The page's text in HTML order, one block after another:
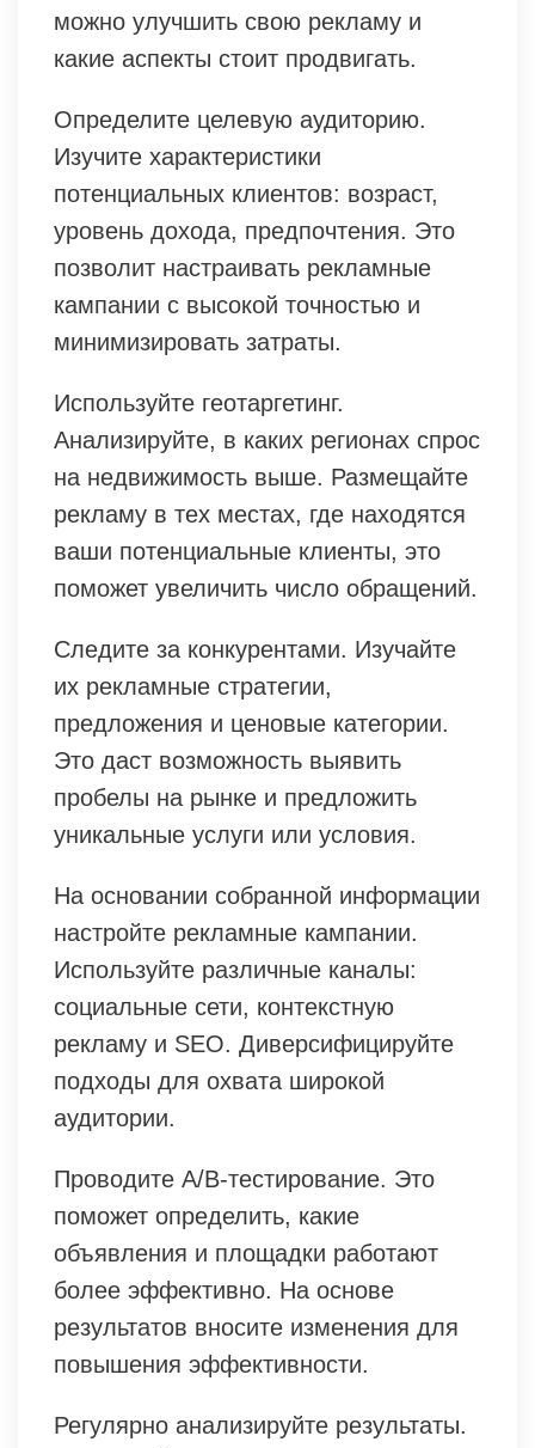
можно улучшить свою рекламу и
какие аспекты стоит продвигать.
Определите целевую аудиторию.
Изучите характеристики
потенциальных клиентов: возраст,
уровень дохода, предпочтения. Это
позволит настраивать рекламные
кампании с высокой точностью и
минимизировать затраты.
Используйте геотаргетинг.
Анализируйте, в каких регионах спрос
на недвижимость выше. Размещайте
рекламу в тех местах, где находятся
ваши потенциальные клиенты, это
поможет увеличить число обращений.
Следите за конкурентами. Изучайте
их рекламные стратегии,
предложения и ценовые категории.
Это даст возможность выявить
пробелы на рынке и предложить
уникальные услуги или условия.
На основании собранной информации
настройте рекламные кампании.
Используйте различные каналы:
социальные сети, контекстную
рекламу и SEO. Диверсифицируйте
подходы для охвата широкой
аудитории.
Проводите A/B-тестирование. Это
поможет определить, какие
объявления и площадки работают
более эффективно. На основе
результатов вносите изменения для
повышения эффективности.
Регулярно анализируйте результаты.